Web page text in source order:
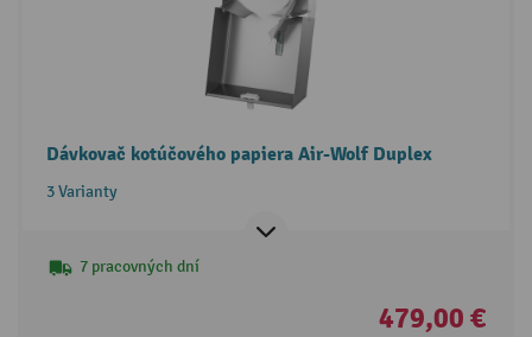
Dávkovač kotúčového papiera Air-Wolf Duplex
3 Varianty
7 pracovných dní
479,00 €